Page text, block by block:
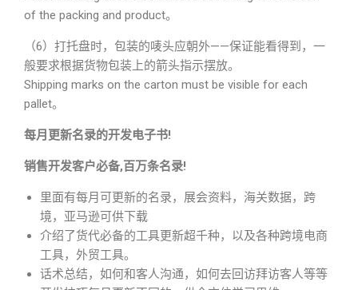
of the packing and product。
（6）打托盘时，包装的唛头应朝外——保证能看得到，一
般要求根据货物包装上的箭头指示摆放。
Shipping marks on the carton must be visible for each
pallet。
每月更新名录的开发电子书!
销售开发客户必备,百万条名录!
里面有每月可更新的名录，展会资料，海关数据，跨
境，亚马逊可供下载
介绍了货代必备的工具更新超千种，以及各种跨境电商
工具，外贸工具。
话术总结，如何和客人沟通，如何去回访拜访客人等等